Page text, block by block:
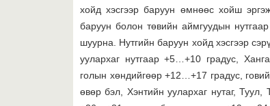
хойд хэсгээр баруун өмнөөс хойш
баруун болон төвийн аймгуудын
шуурна. Нутгийн баруун хойд хэсгээр
уулархаг нутгаар +5…+10 градус,
голын хөндийгөөр +12…+17 градус,
өвөр бэл, Хэнтийн уулархаг нутаг,